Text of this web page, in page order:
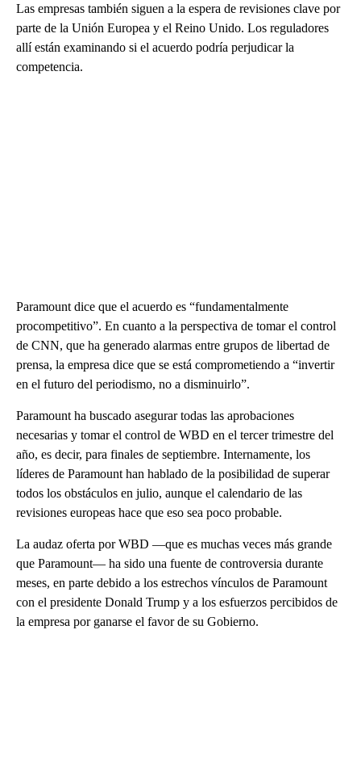
Las empresas también siguen a la espera de revisiones clave por
parte de la Unión Europea y el Reino Unido. Los reguladores
allí están examinando si el acuerdo podría perjudicar la
competencia.
Paramount dice que el acuerdo es “fundamentalmente
procompetitivo”. En cuanto a la perspectiva de tomar el control
de CNN, que ha generado alarmas entre grupos de libertad de
prensa, la empresa dice que se está comprometiendo a “invertir
en el futuro del periodismo, no a disminuirlo”.
Paramount ha buscado asegurar todas las aprobaciones
necesarias y tomar el control de WBD en el tercer trimestre del
año, es decir, para finales de septiembre. Internamente, los
líderes de Paramount han hablado de la posibilidad de superar
todos los obstáculos en julio, aunque el calendario de las
revisiones europeas hace que eso sea poco probable.
La audaz oferta por WBD —que es muchas veces más grande
que Paramount— ha sido una fuente de controversia durante
meses, en parte debido a los estrechos vínculos de Paramount
con el presidente Donald Trump y a los esfuerzos percibidos de
la empresa por ganarse el favor de su Gobierno.